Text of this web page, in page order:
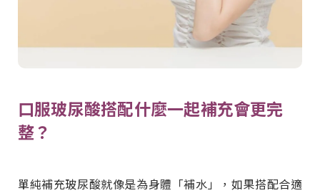
口服玻尿酸搭配什麼一起補充會更完
整？
單純補充玻尿酸就像是為身體「補水」，如果搭配合適